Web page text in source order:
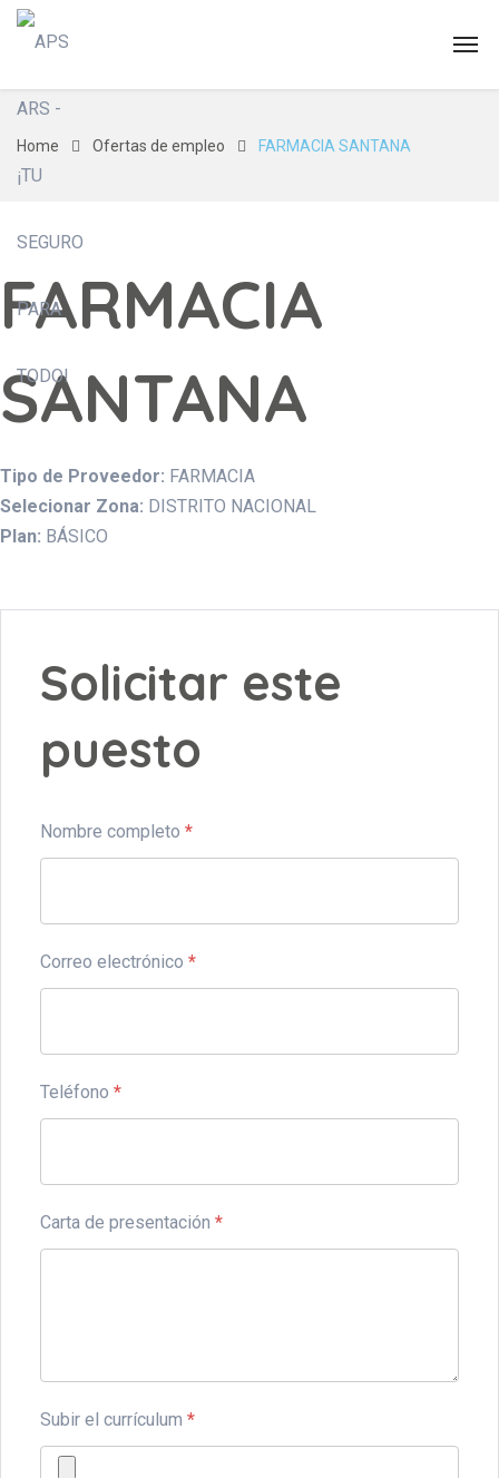
Home Ofertas de empleo FARMACIA SANTANA
FARMACIA
SANTANA
Tipo de Proveedor: FARMACIA
Selecionar Zona: DISTRITO NACIONAL
Plan: BÁSICO
Solicitar este
puesto
Nombre completo *
Correo electrónico *
Teléfono *
Carta de presentación *
Subir el currículum *